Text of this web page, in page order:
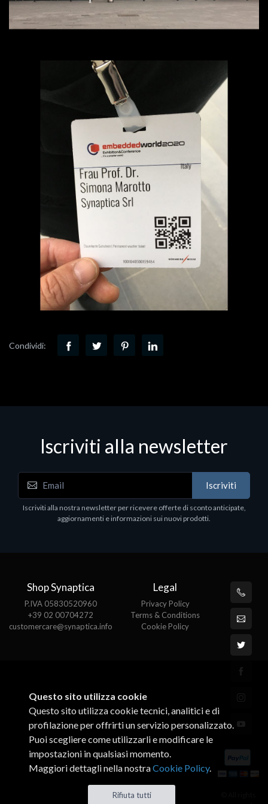
Condividi:
Iscriviti alla newsletter
Iscriviti
Iscriviti alla nostra newsletter per ricevere offerte di sconto anticipate,
aggiornamenti e informazioni sui nuovi prodotti.
Shop Synaptica
P.IVA 05830520960
+39 02 00704272
customercare@synaptica.info
Legal
Privacy Policy
Terms & Conditions
Cookie Policy
Questo sito utilizza cookie
Questo sito utilizza cookie tecnici, analitici e di
profilazione per offrirti un servizio personalizzato.
Puoi scegliere come utilizzarli e modificare le
impostazioni in qualsiasi momento.
Maggiori dettagli nella nostraCookie Policy.
Rifiuta tutti